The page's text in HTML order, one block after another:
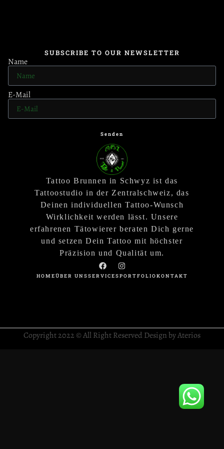
SUBSCRIBE TO OUR NEWSLETTER
Name
E-Mail
Senden
Tattoo Brunnen in Schwyz ist das
Tattoostudio in der Zentralschweiz, das
Deinen individuellen Tattoo-Wunsch
Wirklichkeit werden lässt. Unsere
erfahrenen Tätowierer beraten Dich gerne
und setzen Dein Tattoo mit höchster
Präzision und Qualität um.
HOMEÜBER UNSSERVICESPORTFOLIOKONTAKT
Copyright 2022 © All Right Reserved Design by Aterios